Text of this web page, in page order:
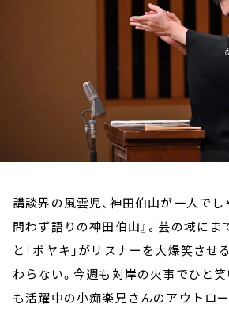
講談界の風雲児、神田伯山が一人でし
問わず語りの神田伯山』。芸の域にま
と「ボヤキ」がリスナーを大爆笑させ
わらない。今週も対岸の火事でひと
も活躍中の小痴楽兄さんのアウトロ